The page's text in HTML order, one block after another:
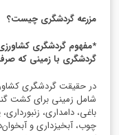
مزرعه گردشگری چیست؟
*مفهوم گردشگری
گردشگری با زمینی که
در حقیقت گردشگری
شامل زمینی برای کشت
باغی، دامداری،
چوب، آبخیزداری و